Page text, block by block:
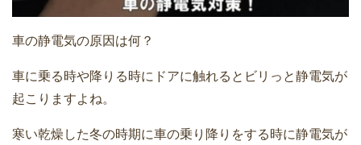
車の静電気の原因は何？
車に乗る時や降りる時にドアに触れるとビリっと静電気が
起こりますよね。
寒い乾燥した冬の時期に車の乗り降りをする時に静電気が